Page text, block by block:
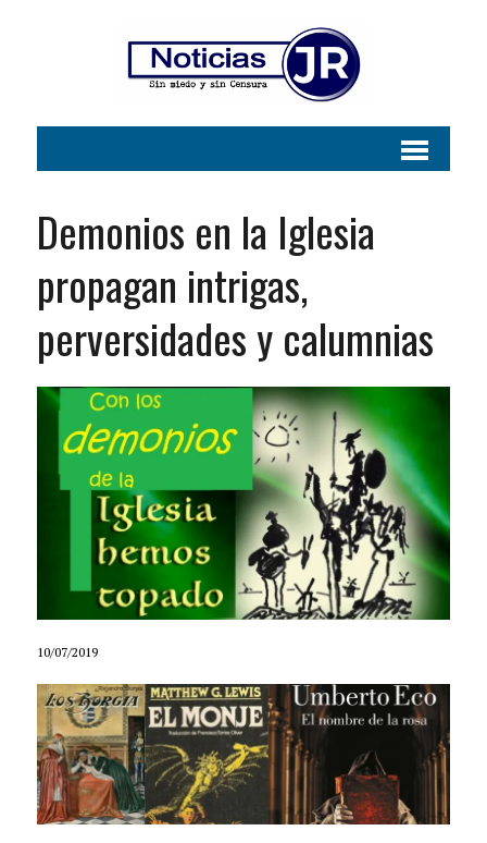
Demonios en la Iglesia
propagan intrigas,
perversidades y calumnias
10/07/2019